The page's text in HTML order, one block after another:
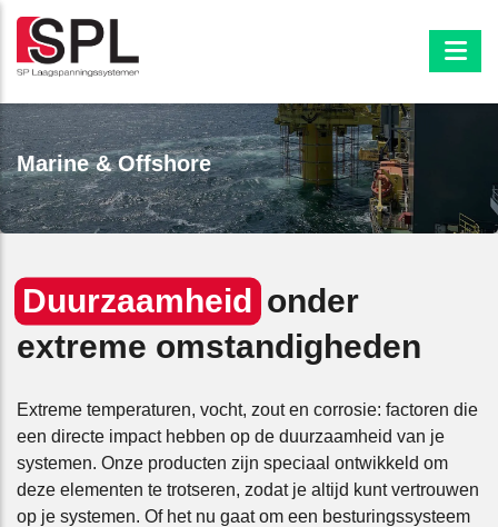
Marine & Offshore
Duurzaamheid onder
extreme omstandigheden
Extreme temperaturen, vocht, zout en corrosie: factoren die
een directe impact hebben op de duurzaamheid van je
systemen. Onze producten zijn speciaal ontwikkeld om
deze elementen te trotseren, zodat je altijd kunt vertrouwen
op je systemen. Of het nu gaat om een besturingssysteem